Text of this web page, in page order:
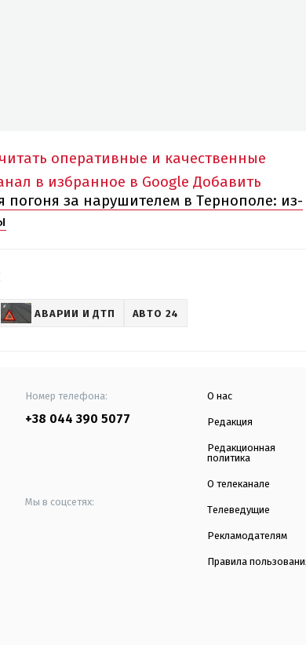
оперативные и качественные
в избранное в Google Добавить
погоня за нарушителем в Тернополе: из-
АВАРИИ И ДТП АВТО 24
Номер телефона:
+38 044 390 5077
Мы в соцсетях:
О нас
Редакция
Редакционная
политика
О телеканале
Телеведущие
Рекламодателям
Правила